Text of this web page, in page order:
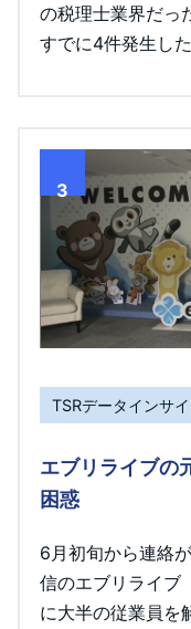
の税理士業界だっ
すでに4件発生した
3
TSRデータインサイ
エブリライブの
困惑
6月初旬から連絡
信のエブリライブ
に大半の従業員